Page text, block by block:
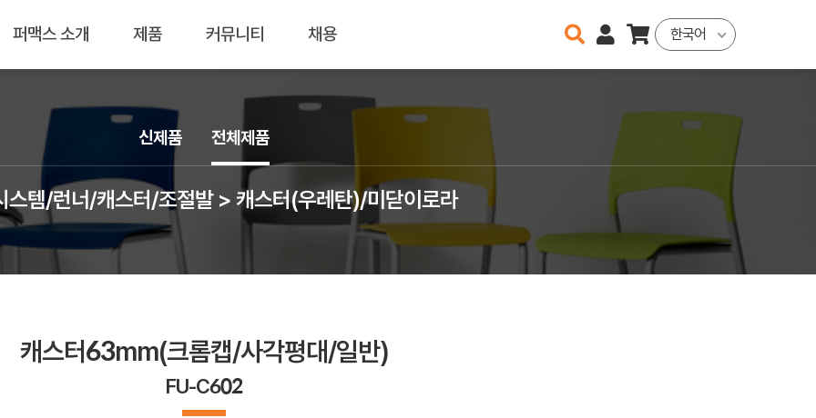
퍼맥스 소개 제품 커뮤니티 채용 한국어
스템/런너/캐스터/조절발 > 캐스터(우레탄)/미닫이로라
신제품 전체제품
캐스터63mm(크롬캡/사각평대/일반)
FU-C602